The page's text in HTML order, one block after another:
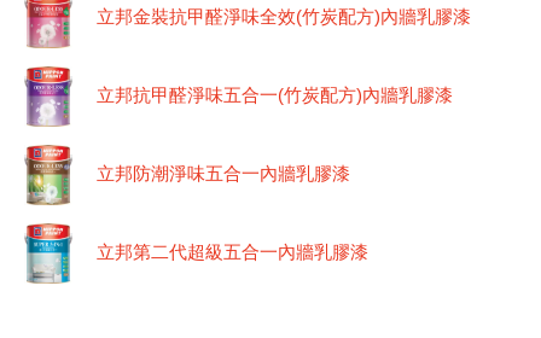
立邦金裝抗甲醛淨味全效(竹炭配方)內牆乳膠漆
立邦抗甲醛淨味五合一(竹炭配方)內牆乳膠漆
立邦防潮淨味五合一內牆乳膠漆
立邦第二代超級五合一內牆乳膠漆